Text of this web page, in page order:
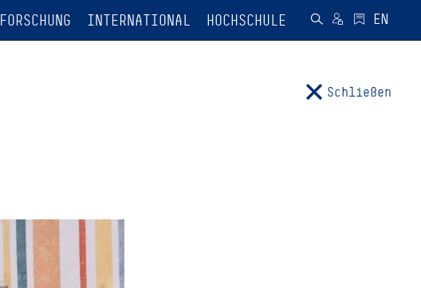
FORSCHUNG INTERNATIONAL HOCHSCHULE
Schließen